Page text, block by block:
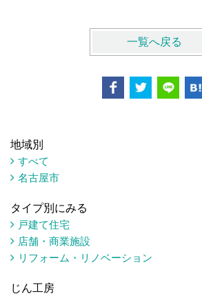
一覧へ戻る
地域別
すべて
名古屋市
タイプ別にみる
戸建て住宅
店舗・商業施設
リフォーム・リノベーション
じん工房